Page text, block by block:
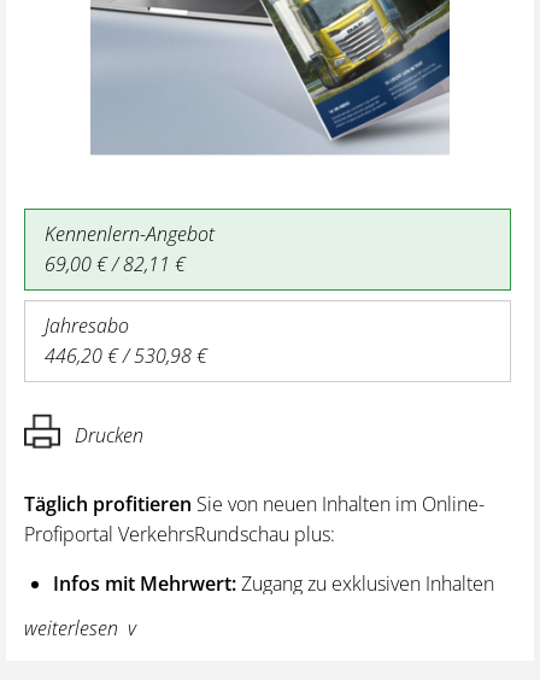
Kennenlern-Angebot
69,00 € / 82,11 €
Jahresabo
446,20 € / 530,98 €
Drucken
Täglich profitieren Sie von neuen Inhalten im Online-
Profiportal VerkehrsRundschau plus:
Infos mit Mehrwert:Zugang zu exklusiven Inhalten
und Hintergrundwissen – von aktuellen Regelungen
wie z. B. bei den Lenk- und Ruhezeiten,
weiterlesen